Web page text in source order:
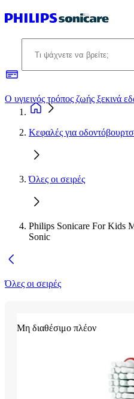
Κεφαλές για
Όλες οι σειρές
Philips Sonicare For Kids
Sonic
Όλες οι σειρές
Μη διαθέσιμο πλέον